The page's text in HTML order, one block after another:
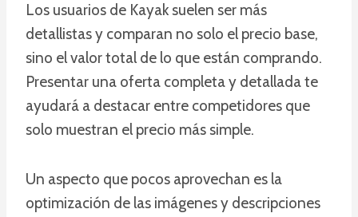
Los usuarios de Kayak suelen ser más
detallistas y comparan no solo el precio base,
sino el valor total de lo que están comprando.
Presentar una oferta completa y detallada te
ayudará a destacar entre competidores que
solo muestran el precio más simple.
Un aspecto que pocos aprovechan es la
optimización de las imágenes y descripciones